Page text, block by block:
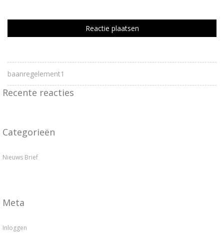
baanregelement1
Recente reacties
Categorieën
Nieuws Brief
Meta
Inloggen